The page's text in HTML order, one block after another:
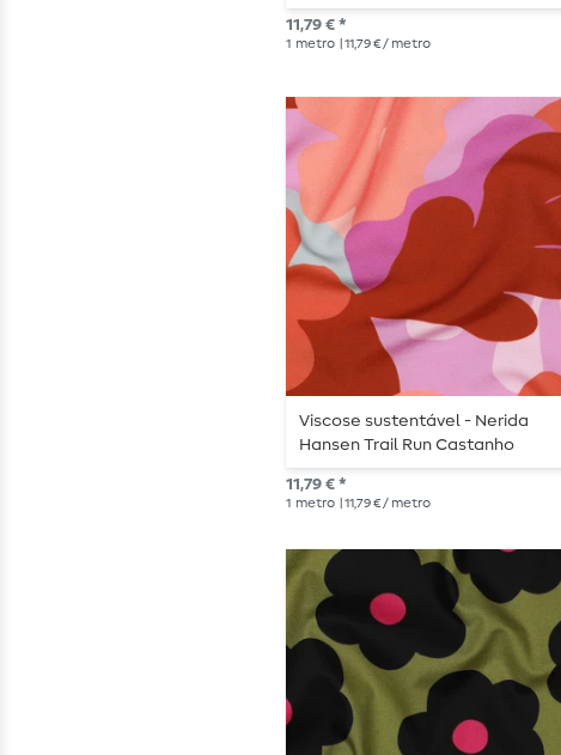
Branco Vermelho
11,79 € *
1 metro | 11,79 € / metro
Viscose sustentável - Nerida
Hansen Trail Run Castanho
EcoVero
11,79 € *
1 metro | 11,79 € / metro